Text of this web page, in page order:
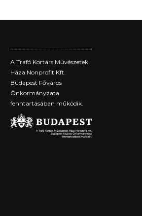
A Trafó Kortárs Művészetek
Háza Nonprofit Kft.
Budapest Főváros
Önkormányzata
fenntartásában működik.